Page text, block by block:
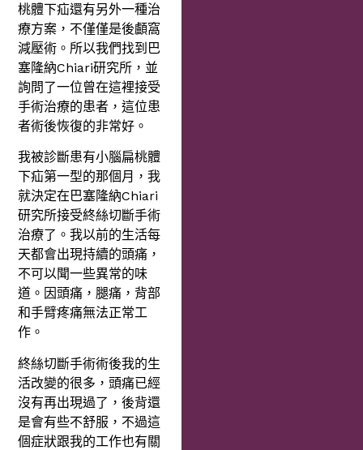
桃體下疝還有另外一種治
療方案，不僅僅是後顱窩
減壓術。所以我們找到巴
塞隆納Chiari研究所，並
詢問了一位曾在這裡接受
手術治療的患者，這位患
者術後恢復的非常好。
我被診斷患有小腦扁桃體
下疝第一型的那個月，我
就決定在巴塞隆納Chiari
研究所接受終絲切斷手術
治療了。我以前的生活每
天都會出現持續的頭痛，
不可以聞一些異常的味
道。因頭痛，腿痛，背部
和手臂疼痛無法正常工
作。
終絲切斷手術術後我的生
活改變的很多，頭痛已經
沒有再出現過了，後背還
是會有些不舒服，不過這
個症狀跟我的工作也有關